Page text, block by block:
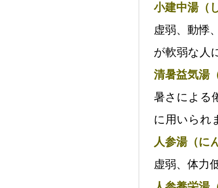
小建中湯（
虚弱、動悸
が軟弱な人
清暑益気湯
暑さによる
に用いられ
人参湯（に
虚弱、体力